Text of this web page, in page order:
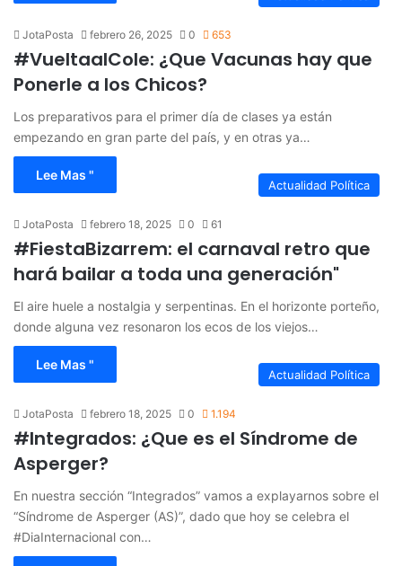
JotaPosta febrero 26, 2025 0 653
#VueltaalCole: ¿Que Vacunas hay que
Ponerle a los Chicos?
Los preparativos para el primer día de clases ya están
empezando en gran parte del país, y en otras ya…
Lee Mas "
Actualidad Política
JotaPosta febrero 18, 2025 0 61
#FiestaBizarrem: el carnaval retro que
hará bailar a toda una generación"
El aire huele a nostalgia y serpentinas. En el horizonte porteño,
donde alguna vez resonaron los ecos de los viejos…
Lee Mas "
Actualidad Política
JotaPosta febrero 18, 2025 0 1.194
#Integrados: ¿Que es el Síndrome de
Asperger?
En nuestra sección “Integrados” vamos a explayarnos sobre el
“Síndrome de Asperger (AS)”, dado que hoy se celebra el
#DiaInternacional con…